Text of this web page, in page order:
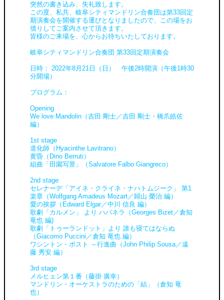
突然の書き込み、失礼致します。
この度、私共、岐阜シティマンドリン合奏団は第33回定
期演奏会を開催する運びとなりましたので、この場をお
借りしてご案内させて頂きます。
皆様のご来場を、心からお待ちいたしております。
岐阜シティマンドリン合奏団 第33回定期演奏会
日時： 2022年8月21日（日） 午後2時開演（午後1時30
分開場）
プログラム：
Opening
We love Mandolin（吉田 剛士／吉田 剛士・橋爪皓佐
編）
1st stage
道化師（Hyacinthe Lavitrano）
黄昏（Dino Berruti）
組曲「田園写景」（Salvatore Falbo Giangreco）
2nd stage
セレナーデ「アイネ・クライネ・ナハトムジーク」 第1
楽章（Wolfgang Amadeus Mozart／歸山 榮治 編）
愛の挨拶（Edward Elgar／中川 信良 編）
歌劇「カルメン」 より ハバネラ（Georges Bizet／倉知
竜也 編)
歌劇「トゥーランドット」より 誰も寝てはならぬ
（Giacomo Puccini／倉知 竜也 編）
ワシントン・ポスト ～行進曲（John Philip Sousa／遠
藤 秀安 編）
3rd stage
メルヒェン第１番（藤掛 廣幸）
マンドリン・オーケストラのための「結」（倉知 竜
也）